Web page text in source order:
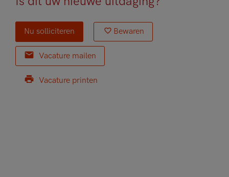
Nu solliciteren Bewaren
Vacature mailen
Vacature printen